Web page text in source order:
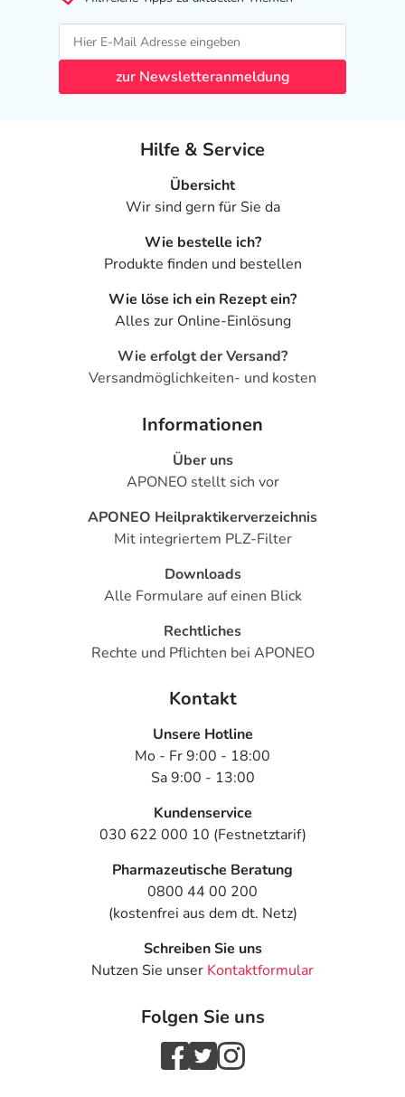
zur Newsletteranmeldung
Hilfe & Service
Übersicht
Wir sind gern für Sie da
Wie bestelle ich?
Produkte finden und bestellen
Wie löse ich ein Rezept ein?
Alles zur Online-Einlösung
Wie erfolgt der Versand?
Versandmöglichkeiten- und kosten
Informationen
Über uns
APONEO stellt sich vor
APONEO Heilpraktikerverzeichnis
Mit integriertem PLZ-Filter
Downloads
Alle Formulare auf einen Blick
Rechtliches
Rechte und Pflichten bei APONEO
Kontakt
Unsere Hotline
Mo - Fr 9:00 - 18:00
Sa 9:00 - 13:00
Kundenservice
030 622 000 10 (Festnetztarif)
Pharmazeutische Beratung
0800 44 00 200
(kostenfrei aus dem dt. Netz)
Schreiben Sie uns
Nutzen Sie unser Kontaktformular
Folgen Sie uns